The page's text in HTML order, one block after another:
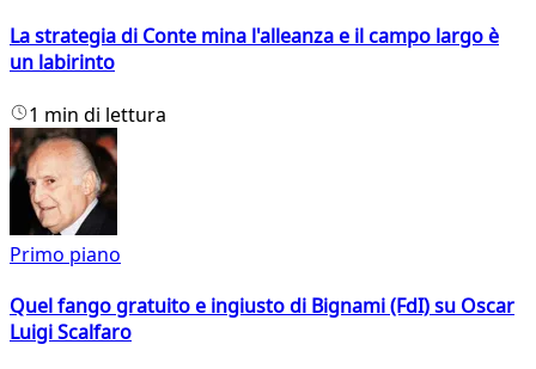
La strategia di Conte mina l'alleanza e il campo largo è
un labirinto
1 min di lettura
Primo piano
Quel fango gratuito e ingiusto di Bignami (FdI) su Oscar
Luigi Scalfaro